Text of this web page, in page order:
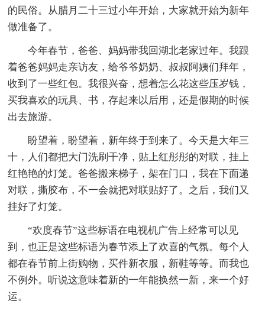
的民俗。从腊月二十三过小年开始，大家就开始为新年
做准备了。
今年春节，爸爸、妈妈带我回湖北老家过年。我跟
着爸爸妈妈走亲访友，给爷爷奶奶、叔叔阿姨们拜年，
收到了一些红包。我很兴奋，想着怎么花这些压岁钱，
买我喜欢的玩具、书，存起来以后用，还是假期的时候
出去旅游。
盼望着，盼望着，新年终于到来了。今天是大年三
十，人们都把大门洗刷干净，贴上红彤彤的对联，挂上
红艳艳的灯笼。爸爸搬来梯子，架在门口，我在下面递
对联，撕胶布，不一会就把对联贴好了。之后，我们又
挂好了灯笼。
“欢度春节”这些标语在电视机广告上经常可以见
到，也正是这些标语为春节添上了欢喜的气氛。每个人
都在春节前上街购物，买件新衣服，新鞋等等。而我也
不例外。听说这意味着新的一年能换然一新，来一个好
运。